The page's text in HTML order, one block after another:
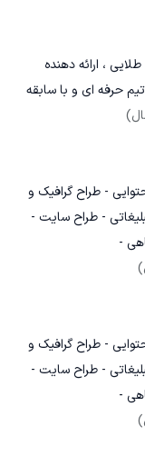
، ارائه دهنده
- طراح گرافیک و
- طراح سایت -
-
- طراح گرافیک و
- طراح سایت -
-